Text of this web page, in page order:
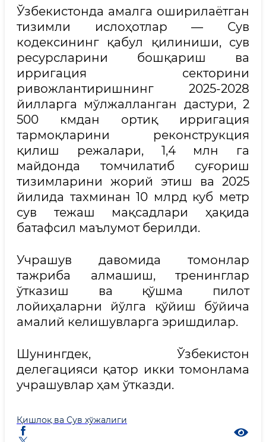
Ўзбекистонда амалга оширилаётган
тизимли ислоҳотлар — Сув
кодексининг қабул қилиниши, сув
ресурсларини бошқариш ва
ирригация секторини
ривожлантиришнинг 2025-2028
йилларга мўлжалланган дастури, 2
500 кмдан ортиқ ирригация
тармоқларини реконструкция
қилиш режалари, 1,4 млн га
майдонда томчилатиб суғориш
тизимларини жорий этиш ва 2025
йилида тахминан 10 млрд куб метр
сув тежаш мақсадлари ҳақида
батафсил маълумот берилди.
Учрашув давомида томонлар
тажриба алмашиш, тренинглар
ўтказиш ва қўшма пилот
лойиҳаларни йўлга қўйиш бўйича
амалий келишувларга эришдилар.
Шунингдек, Ўзбекистон
делегацияси қатор икки томонлама
учрашувлар ҳам ўтказди.
Қишлоқ ва Сув хўжалиги